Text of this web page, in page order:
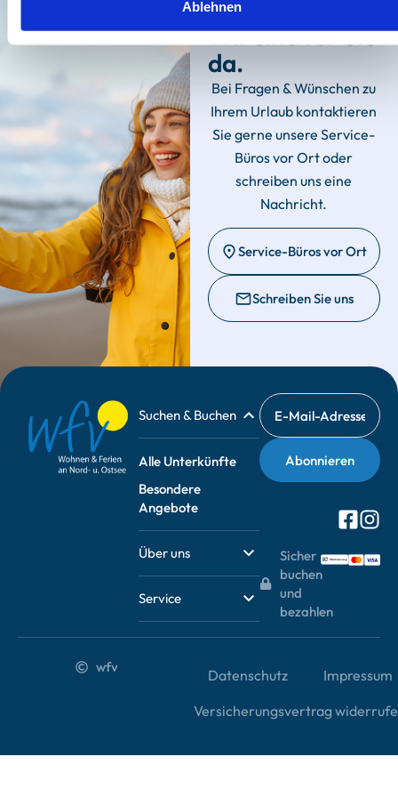
Ablehnen
Wir sind für Sie
da.
Bei Fragen & Wünschen zu
Ihrem Urlaub kontaktieren
Sie gerne unsere Service-
Büros vor Ort oder
schreiben uns eine
Nachricht.
Service-Büros vor Ort
Schreiben Sie uns
Suchen & Buchen
Alle Unterkünfte
Besondere
Angebote
Über uns
Service
Sicher
buchen
und
bezahlen
wfv Datenschutz
Impressum
Versicherungsvertrag